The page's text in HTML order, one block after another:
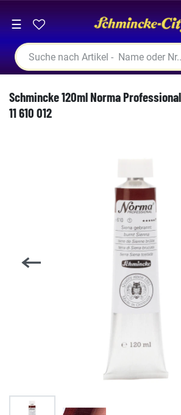
☰
Schmincke 120ml Norma
11 610 012